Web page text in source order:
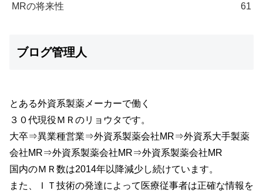
MRの将来性 61
ブログ管理人
とある外資系製薬メーカーで働く
３０代現役ＭＲのリョウタです。
大卒⇒異業種営業⇒外資系製薬会社MR⇒外資系大手製薬
会社MR⇒外資系製薬会社MR⇒外資系製薬会社MR
国内のＭＲ数は2014年以降減少し続けています。
また、ＩＴ技術の発達によって医療従事者は正確な情報を